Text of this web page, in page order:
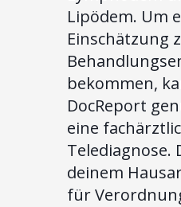
Lipödem. Um
Einschätzung
bekommen,
DocReport
eine
Telediagnose.
deinem
für